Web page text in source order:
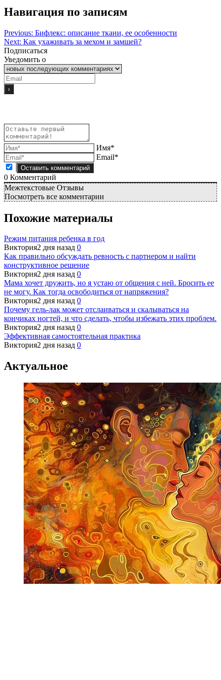
Навигация по записям
Previous: Бифлекс: описание ткани, ее особенности
Next: Как ухаживать за мехом и замшей?
Подписаться
Уведомить о
Имя*
Email*
0 Комментарий
Межтекстовые Отзывы
Посмотреть все комментарии
Похожие материалы
Режим питания ребенка в год
Виктория2 дня назад 0
Как правильно обсуждать ревность с партнером и найти
конструктивное решение
Виктория2 дня назад 0
Мама хочет дружить, но я устаю от общения с ней. Бросить ее
не могу. Как тогда освободиться от напряжения?
Виктория2 дня назад 0
Почему гель-лак может отслаиваться и скалываться на
кончиках ногтей, и что сделать, чтобы избежать этих проблем.
Виктория2 дня назад 0
Эффективная самостоятельная практика
Виктория2 дня назад 0
Актуальное